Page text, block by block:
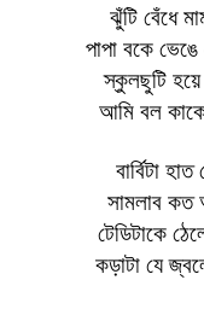
ঝুঁটি বেঁধে
পাপা বকে ভেঙে
স্কুলছুটি হয়ে
আমি বল
বার্বিটা হাত
সামলাব কত
টেডিটাকে
কড়াটা যে